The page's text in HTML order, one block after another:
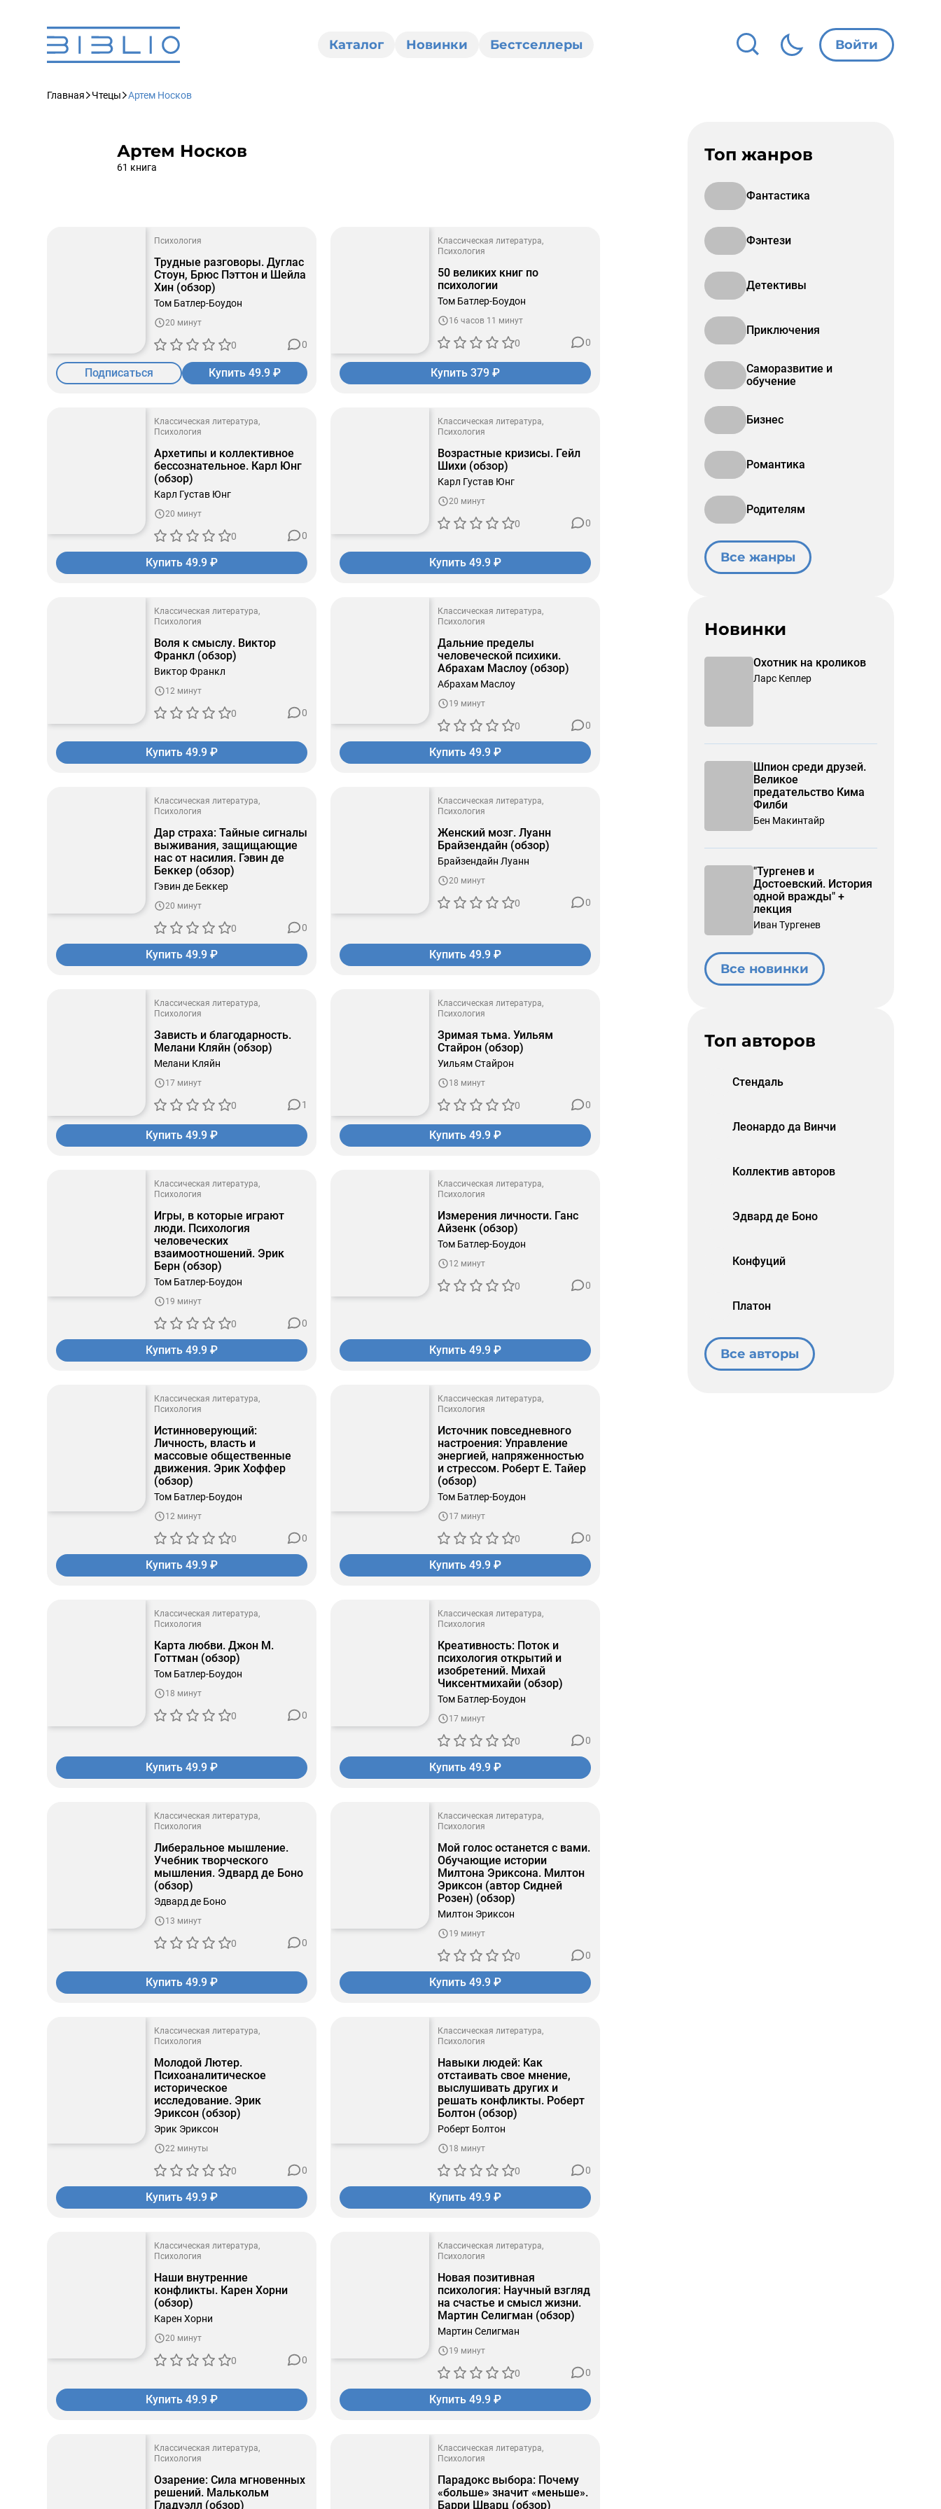
Каталог Новинки Бестселлеры Войти
Главная Чтецы Артем Носков
Артем Носков
61 книга
Психология
Трудные разговоры. Дуглас
Стоун, Брюс Пэттон и Шейла
Хин (обзор)
Том Батлер-Боудон
20 минут
0 0
Подписаться Купить 49.9 ₽
Классическая литература
Психология
50 великих книг по
психологии
Том Батлер-Боудон
16 часов 11 минут
0 0
Купить 379 ₽
Классическая литература
Психология
Архетипы и коллективное
бессознательное. Карл Юнг
(обзор)
Карл Густав Юнг
20 минут
0 0
Купить 49.9 ₽
Классическая литература
Психология
Возрастные кризисы. Гейл
Шихи (обзор)
Карл Густав Юнг
20 минут
0 0
Купить 49.9 ₽
Классическая литература
Психология
Воля к смыслу. Виктор
Франкл (обзор)
Виктор Франкл
12 минут
0 0
Купить 49.9 ₽
Классическая литература
Психология
Дальние пределы
человеческой психики.
Абрахам Маслоу (обзор)
Абрахам Маслоу
19 минут
0 0
Купить 49.9 ₽
Классическая литература
Психология
Дар страха: Тайные сигналы
выживания, защищающие
нас от насилия. Гэвин де
Беккер (обзор)
Гэвин де Беккер
20 минут
0 0
Купить 49.9 ₽
Классическая литература
Психология
Женский мозг. Луанн
Брайзендайн (обзор)
Брайзендайн Луанн
20 минут
0 0
Купить 49.9 ₽
Классическая литература
Психология
Зависть и благодарность.
Мелани Кляйн (обзор)
Мелани Кляйн
17 минут
0 1
Купить 49.9 ₽
Классическая литература
Психология
Зримая тьма. Уильям
Стайрон (обзор)
Уильям Стайрон
18 минут
0 0
Купить 49.9 ₽
Классическая литература
Психология
Игры, в которые играют
люди. Психология
человеческих
взаимоотношений. Эрик
Берн (обзор)
Том Батлер-Боудон
19 минут
0 0
Купить 49.9 ₽
Классическая литература
Психология
Измерения личности. Ганс
Айзенк (обзор)
Том Батлер-Боудон
12 минут
0 0
Купить 49.9 ₽
Классическая литература
Психология
Истинноверующий:
Личность, власть и
массовые общественные
движения. Эрик Хоффер
(обзор)
Том Батлер-Боудон
12 минут
0 0
Купить 49.9 ₽
Классическая литература
Психология
Источник повседневного
настроения: Управление
энергией, напряженностью
и стрессом. Роберт Е. Тайер
(обзор)
Том Батлер-Боудон
17 минут
0 0
Купить 49.9 ₽
Классическая литература
Психология
Карта любви. Джон М.
Готтман (обзор)
Том Батлер-Боудон
18 минут
0 0
Купить 49.9 ₽
Классическая литература
Психология
Креативность: Поток и
психология открытий и
изобретений. Михай
Чиксентмихайи (обзор)
Том Батлер-Боудон
17 минут
0 0
Купить 49.9 ₽
Классическая литература
Психология
Либеральное мышление.
Учебник творческого
мышления. Эдвард де Боно
(обзор)
Эдвард де Боно
13 минут
0 0
Купить 49.9 ₽
Классическая литература
Психология
Мой голос останется с вами.
Обучающие истории
Милтона Эриксона. Милтон
Эриксон (автор Сидней
Розен) (обзор)
Милтон Эриксон
19 минут
0 0
Купить 49.9 ₽
Классическая литература
Психология
Молодой Лютер.
Психоаналитическое
историческое
исследование. Эрик
Эриксон (обзор)
Эрик Эриксон
22 минуты
0 0
Купить 49.9 ₽
Классическая литература
Психология
Навыки людей: Как
отстаивать свое мнение,
выслушивать других и
решать конфликты. Роберт
Болтон (обзор)
Роберт Болтон
18 минут
0 0
Купить 49.9 ₽
Классическая литература
Психология
Наши внутренние
конфликты. Карен Хорни
(обзор)
Карен Хорни
20 минут
0 0
Купить 49.9 ₽
Классическая литература
Психология
Новая позитивная
психология: Научный взгляд
на счастье и смысл жизни.
Мартин Селигман (обзор)
Мартин Селигман
19 минут
0 0
Купить 49.9 ₽
Классическая литература
Психология
Озарение: Сила мгновенных
решений. Малькольм
Гладуэлл (обзор)
Классическая литература
Психология
Парадокс выбора: Почему
«больше» значит «меньше».
Барри Шварц (обзор)
Топ жанров
Фантастика
Фэнтези
Детективы
Приключения
Саморазвитие и
обучение
Бизнес
Романтика
Родителям
Все жанры
Новинки
Охотник на кроликов
Ларс Кеплер
Шпион среди друзей.
Великое
предательство Кима
Филби
Бен Макинтайр
"Тургенев и
Достоевский. История
одной вражды" +
лекция
Иван Тургенев
Все новинки
Топ авторов
Стендаль
Леонардо да Винчи
Коллектив авторов
Эдвард де Боно
Конфуций
Платон
Все авторы